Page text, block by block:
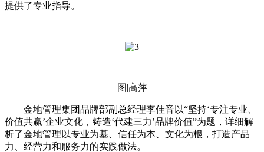
提供了专业指导。
图|高萍
金地管理集团品牌部副总经理李佳音以“坚持‘专注专业、
价值共赢’企业文化，铸造‘代建三力’品牌价值”为题，详细解
析了金地管理以专业为基、信任为本、文化为根，打造产品
力、经营力和服务力的实践做法。